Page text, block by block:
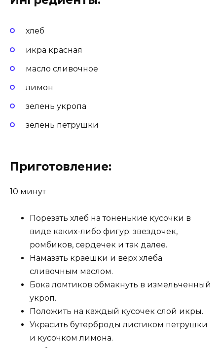
хлеб
икра красная
масло сливочное
лимон
зелень укропа
зелень петрушки
Приготовление:
10 минут
Порезать хлеб на тоненькие кусочки в
виде каких-либо фигур: звездочек,
ромбиков, сердечек и так далее.
Намазать краешки и верх хлеба
сливочным маслом.
Бока ломтиков обмакнуть в измельченный
укроп.
Положить на каждый кусочек слой икры.
Украсить бутерброды листиком петрушки
и кусочком лимона.